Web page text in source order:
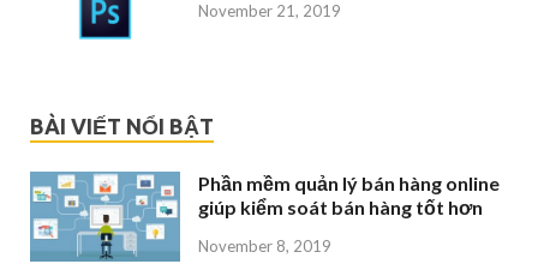
November 21, 2019
BÀI VIẾT NỔI BẬT
Phần mềm quản lý bán hàng online
giúp kiểm soát bán hàng tốt hơn
November 8, 2019